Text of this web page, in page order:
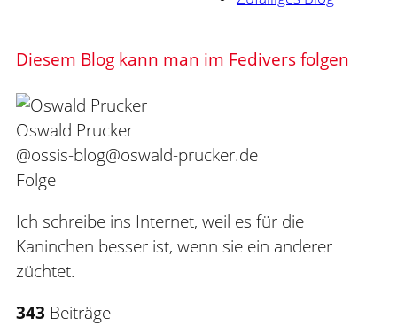
Diesem Blog kann man im Fedivers folgen
Oswald Prucker
@ossis-blog@oswald-prucker.de
Folge
Ich schreibe ins Internet, weil es für die
Kaninchen besser ist, wenn sie ein anderer
züchtet.
343 Beiträge